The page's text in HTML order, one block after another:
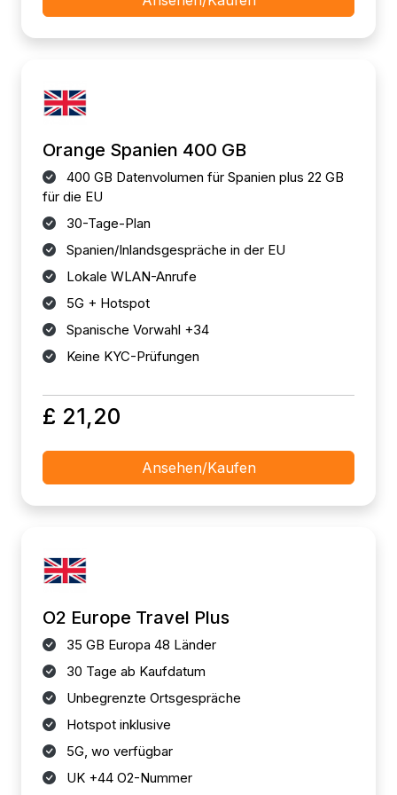
Orange Spanien 400 GB
400 GB Datenvolumen für Spanien plus 22 GB
für die EU
30-Tage-Plan
Spanien/Inlandsgespräche in der EU
Lokale WLAN-Anrufe
5G + Hotspot
Spanische Vorwahl +34
Keine KYC-Prüfungen
£ 21,20
Ansehen/Kaufen
O2 Europe Travel Plus
35 GB Europa 48 Länder
30 Tage ab Kaufdatum
Unbegrenzte Ortsgespräche
Hotspot inklusive
5G, wo verfügbar
UK +44 O2-Nummer